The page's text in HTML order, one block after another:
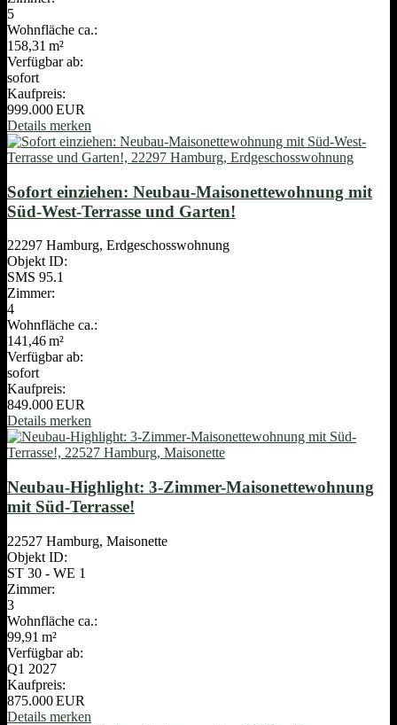
5
Wohnfläche ca.:
158,31 m²
Verfügbar ab:
sofort
Kaufpreis:
999.000 EUR
Details merken
Sofort einziehen: Neubau-Maisonettewohnung mit
Süd-West-Terrasse und Garten!
22297 Hamburg, Erdgeschosswohnung
Objekt ID:
SMS 95.1
Zimmer:
4
Wohnfläche ca.:
141,46 m²
Verfügbar ab:
sofort
Kaufpreis:
849.000 EUR
Details merken
Neubau-Highlight: 3-Zimmer-Maisonettewohnung
mit Süd-Terrasse!
22527 Hamburg, Maisonette
Objekt ID:
ST 30 - WE 1
Zimmer:
3
Wohnfläche ca.:
99,91 m²
Verfügbar ab:
Q1 2027
Kaufpreis:
875.000 EUR
Details merken